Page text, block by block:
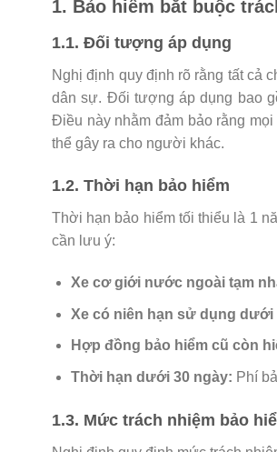
1. Bảo hiểm bắt buộc
1.1. Đối tượng áp dụng
Nghị định quy định rõ rằng tất cả
dân sự. Đối tượng áp dụng bao
Điều này nhằm đảm bảo rằng
thể gây ra cho người khác.
1.2. Thời hạn bảo hiểm
Thời hạn bảo hiểm tối thiểu là 1
cần lưu ý:
Xe cơ giới nước ngoài tạm
Xe có niên hạn sử dụng dưới
Hợp đồng bảo hiểm cũ còn
Thời hạn dưới 30 ngày: Phí
1.3. Mức trách nhiệm bảo